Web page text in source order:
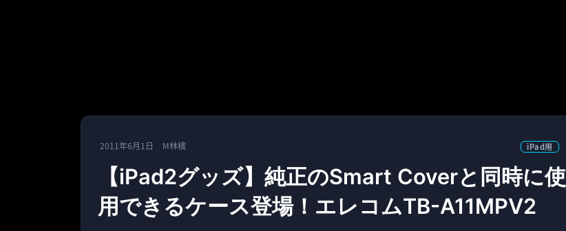
2011年6月1日 M林檎 iPad用
【iPad2グッズ】純正のSmart Coverと同時に使
用できるケース登場！エレコムTB-A11MPV2